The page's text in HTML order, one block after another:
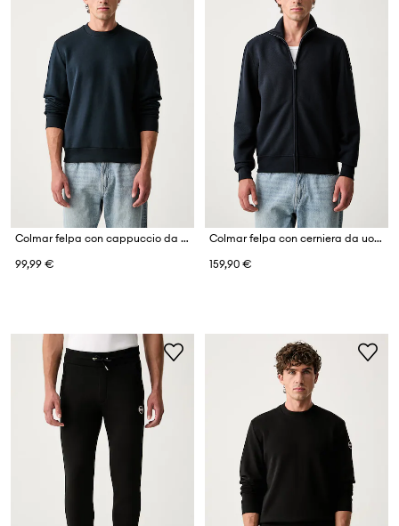
Colmar felpa con cappuccio da uomo con cotone
99,99 €
Colmar felpa con cerniera da uomo con viscosa
159,90 €